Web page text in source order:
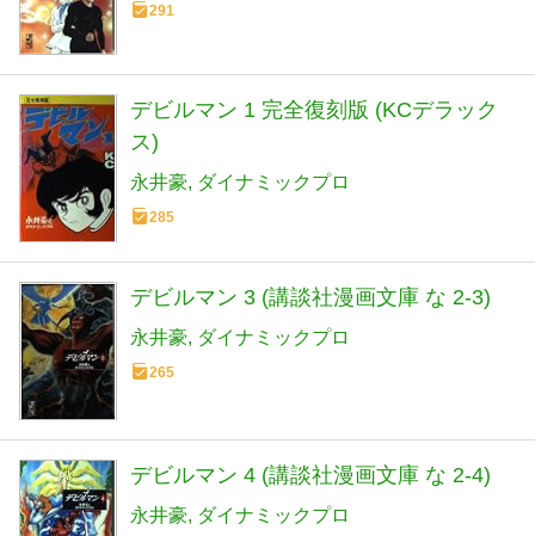
291
デビルマン 1 完全復刻版 (KCデラック
ス)
永井豪 ダイナミックプロ
285
デビルマン 3 (講談社漫画文庫 な 2-3)
永井豪 ダイナミックプロ
265
デビルマン 4 (講談社漫画文庫 な 2-4)
永井豪 ダイナミックプロ